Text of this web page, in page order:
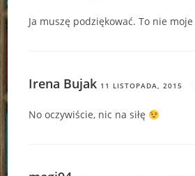
Ja muszę podziękować. To nie
Irena Bujak 11 LISTOPADA, 2015
No oczywiście, nic na siłę